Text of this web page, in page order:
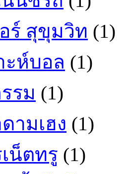
ร์ สุขุมวิท (1)
ะห์บอล (1)
รม (1)
ามเฮง (1)
น็ตทรู (1)